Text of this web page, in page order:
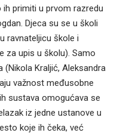
primiti u prvom razredu
Djeca su se u školi
ravnateljicu škole i
za upis u školu). Samo
Kraljić, Aleksandra
važnost međusobne
sustava omogućava se
iz jedne ustanove u
koje ih čeka, već